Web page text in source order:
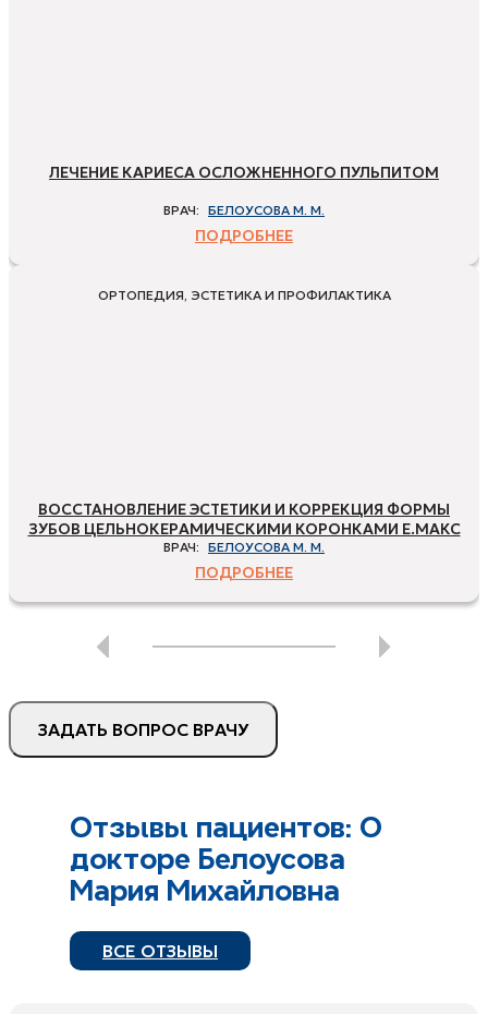
ЛЕЧЕНИЕ КАРИЕСА ОСЛОЖНЕННОГО ПУЛЬПИТОМ
ВРАЧ: БЕЛОУСОВА М. М.
ПОДРОБНЕЕ
ОРТОПЕДИЯ, ЭСТЕТИКА И ПРОФИЛАКТИКА
ВОССТАНОВЛЕНИЕ ЭСТЕТИКИ И КОРРЕКЦИЯ ФОРМЫ
ЗУБОВ ЦЕЛЬНОКЕРАМИЧЕСКИМИ КОРОНКАМИ Е.МАКС
ВРАЧ: БЕЛОУСОВА М. М.
ПОДРОБНЕЕ
ЗАДАТЬ ВОПРОС ВРАЧУ
Отзывы пациентов: О
докторе Белоусова
Мария Михайловна
ВСЕ ОТЗЫВЫ